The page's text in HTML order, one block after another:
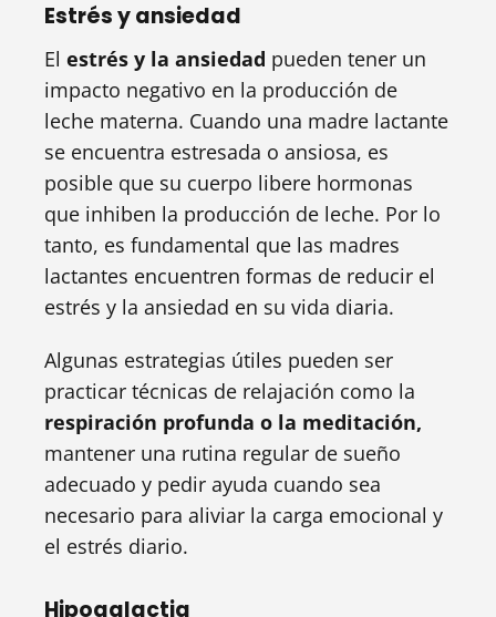
Estrés y ansiedad
El estrés y la ansiedad pueden tener un
impacto negativo en la producción de
leche materna. Cuando una madre lactante
se encuentra estresada o ansiosa, es
posible que su cuerpo libere hormonas
que inhiben la producción de leche. Por lo
tanto, es fundamental que las madres
lactantes encuentren formas de reducir el
estrés y la ansiedad en su vida diaria.
Algunas estrategias útiles pueden ser
practicar técnicas de relajación como la
respiración profunda o la meditación,
mantener una rutina regular de sueño
adecuado y pedir ayuda cuando sea
necesario para aliviar la carga emocional y
el estrés diario.
Hipogalactia